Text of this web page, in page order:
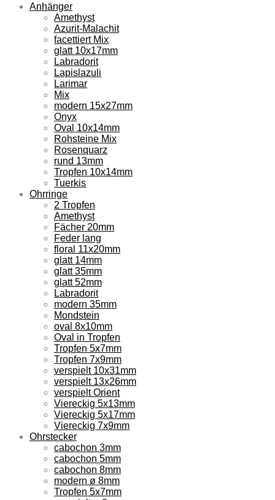
Anhänger
Amethyst
Azurit-Malachit
facettiert Mix
glatt 10x17mm
Labradorit
Lapislazuli
Larimar
Mix
modern 15x27mm
Onyx
Oval 10x14mm
Rohsteine Mix
Rosenquarz
rund 13mm
Tropfen 10x14mm
Tuerkis
Ohrringe
2 Tropfen
Amethyst
Fächer 20mm
Feder lang
floral 11x20mm
glatt 14mm
glatt 35mm
glatt 52mm
Labradorit
modern 35mm
Mondstein
oval 8x10mm
Oval in Tropfen
Tropfen 5x7mm
Tropfen 7x9mm
verspielt 10x31mm
verspielt 13x26mm
verspielt Orient
Viereckig 5x13mm
Viereckig 5x17mm
Viereckig 7x9mm
Ohrstecker
cabochon 3mm
cabochon 5mm
cabochon 8mm
modern ø 8mm
Tropfen 5x7mm